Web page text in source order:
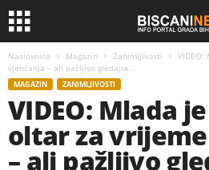
Naslovnica Magazin Zanimljivosti
vjenčanja – ali pažljivo gledajte...
MAGAZIN ZANIMLJIVOSTI
VIDEO: Mlada
oltar za
– ali pažljivo